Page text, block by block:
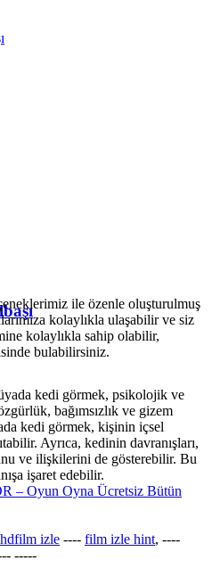
ile özenle oluşturulmuş
kolaylıkla ulaşabilir ve siz
kolaylıkla sahip olabilir,
bulabilirsiniz.
kedi görmek​, psikolojik ve
bağımsızlık ve gizem
kedi görmek, kişinin içsel
Ayrıca, kedinin davranışları,
ve ilişkilerini de gösterebilir. Bu
işaret edebilir.
– Oyun Oyna Ücretsiz Bütün
hdfilm izle ---- film izle hint, ----
-----